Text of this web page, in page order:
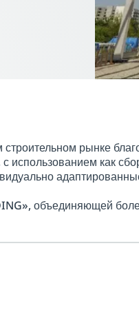
рынке
как
объединяющей